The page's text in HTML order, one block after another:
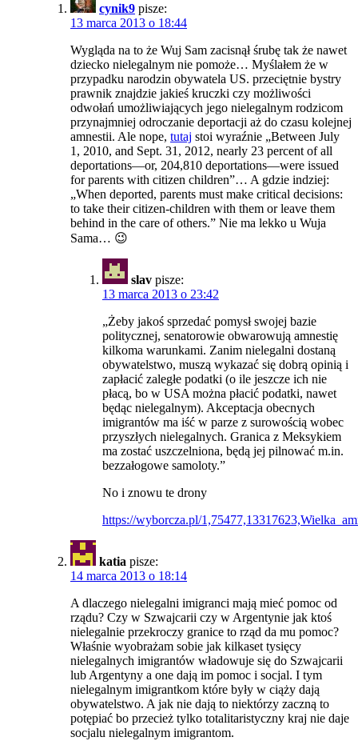
cynik9 pisze:
13 marca 2013 o 18:44
Wygląda na to że Wuj Sam zacisnął śrubę tak że nawet
dziecko nielegalnym nie pomoże… Myślałem że w
przypadku narodzin obywatela US. przeciętnie bystry
prawnik znajdzie jakieś kruczki czy możliwości
odwołań umożliwiających jego nielegalnym rodzicom
przynajmniej odroczanie deportacji aż do czasu kolejnej
amnestii. Ale nope, tutaj stoi wyraźnie „Between July
1, 2010, and Sept. 31, 2012, nearly 23 percent of all
deportations—or, 204,810 deportations—were issued
for parents with citizen children”… A gdzie indziej:
„When deported, parents must make critical decisions:
to take their citizen-children with them or leave them
behind in the care of others.” Nie ma lekko u Wuja
Sama… 😉
slav pisze:
13 marca 2013 o 23:42
„Żeby jakoś sprzedać pomysł swojej bazie
politycznej, senatorowie obwarowują amnestię
kilkoma warunkami. Zanim nielegalni dostaną
obywatelstwo, muszą wykazać się dobrą opinią i
zapłacić zaległe podatki (o ile jeszcze ich nie
płacą, bo w USA można płacić podatki, nawet
będąc nielegalnym). Akceptacja obecnych
imigrantów ma iść w parze z surowością wobec
przyszłych nielegalnych. Granica z Meksykiem
ma zostać uszczelniona, będą jej pilnować m.in.
bezzałogowe samoloty.”
No i znowu te drony
https://wyborcza.pl/
katia pisze:
14 marca 2013 o 18:14
A dlaczego nielegalni imigranci mają mieć pomoc od
rządu? Czy w Szwajcarii czy w Argentynie jak ktoś
nielegalnie przekroczy granice to rząd da mu pomoc?
Właśnie wyobrażam sobie jak kilkaset tysięcy
nielegalnych imigrantów władowuje się do Szwajcarii
lub Argentyny a one dają im pomoc i socjal. I tym
nielegalnym imigrantkom które były w ciąży dają
obywatelstwo. A jak nie dają to niektórzy zaczną to
potępiać bo przecież tylko totalitaristyczny kraj nie daje
socjalu nielegalnym imigrantom.